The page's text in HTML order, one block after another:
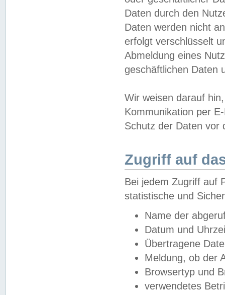
Daten durch den
Daten werden nicht
erfolgt verschlüsselt
Abmeldung eines
geschäftlichen Daten
Wir weisen darauf
Kommunikation per
Schutz der Daten vor
Zugriff auf
Bei jedem Zugriff auf
statistische und
Name der
Datum und
Übertragene
Meldung, ob der
Browsertyp und
verwendetes